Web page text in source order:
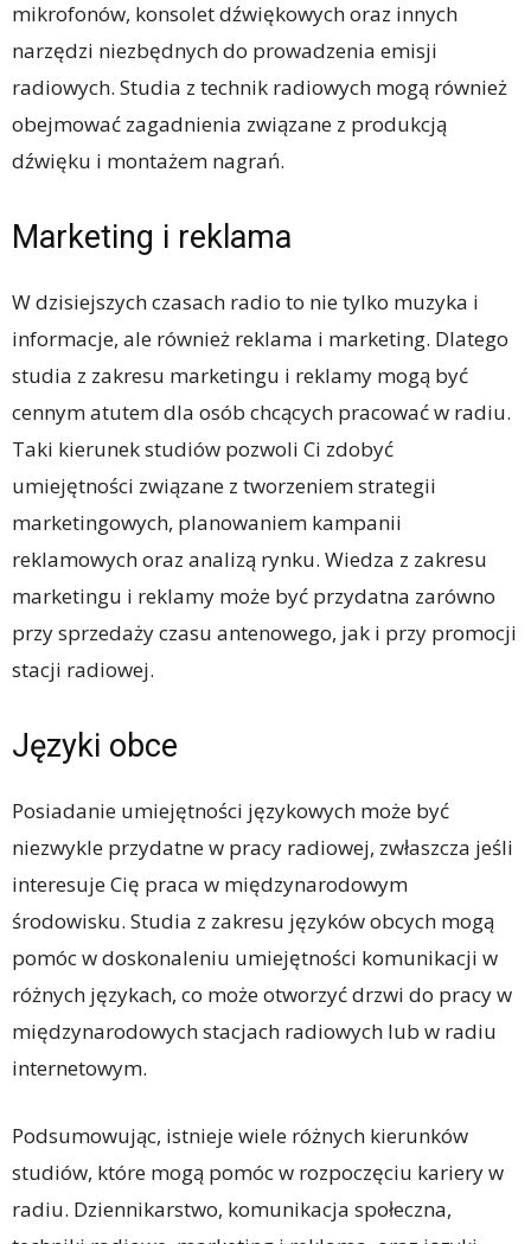
mikrofonów, konsolet dźwiękowych oraz innych
narzędzi niezbędnych do prowadzenia emisji
radiowych. Studia z technik radiowych mogą również
obejmować zagadnienia związane z produkcją
dźwięku i montażem nagrań.
Marketing i reklama
W dzisiejszych czasach radio to nie tylko muzyka i
informacje, ale również reklama i marketing. Dlatego
studia z zakresu marketingu i reklamy mogą być
cennym atutem dla osób chcących pracować w radiu.
Taki kierunek studiów pozwoli Ci zdobyć
umiejętności związane z tworzeniem strategii
marketingowych, planowaniem kampanii
reklamowych oraz analizą rynku. Wiedza z zakresu
marketingu i reklamy może być przydatna zarówno
przy sprzedaży czasu antenowego, jak i przy promocji
stacji radiowej.
Języki obce
Posiadanie umiejętności językowych może być
niezwykle przydatne w pracy radiowej, zwłaszcza jeśli
interesuje Cię praca w międzynarodowym
środowisku. Studia z zakresu języków obcych mogą
pomóc w doskonaleniu umiejętności komunikacji w
różnych językach, co może otworzyć drzwi do pracy w
międzynarodowych stacjach radiowych lub w radiu
internetowym.
Podsumowując, istnieje wiele różnych kierunków
studiów, które mogą pomóc w rozpoczęciu kariery w
radiu. Dziennikarstwo, komunikacja społeczna,